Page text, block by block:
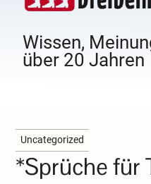
Wissen,
über 20 Jahren
Uncategorized
*Sprüche für